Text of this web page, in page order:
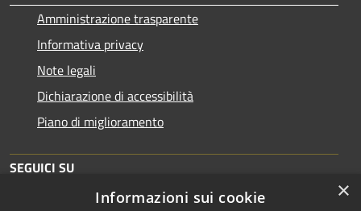
Amministrazione trasparente
Informativa privacy
Note legali
Dichiarazione di accessibilità
Piano di miglioramento
SEGUICI SU
×
Informazioni sui cookie